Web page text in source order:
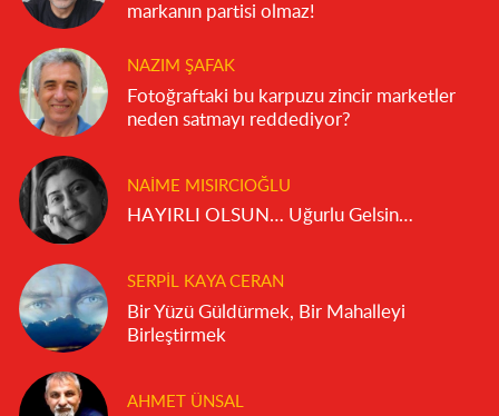
markanın partisi olmaz!
NAZIM ŞAFAK
Fotoğraftaki bu karpuzu zincir marketler
neden satmayı reddediyor?
NAIME MISIRCIOĞLU
HAYIRLI OLSUN… Uğurlu Gelsin…
SERPIL KAYA CERAN
Bir Yüzü Güldürmek, Bir Mahalleyi
Birleştirmek
AHMET ÜNSAL